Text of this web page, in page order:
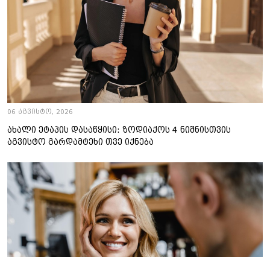
06 აგვისტო, 2026
ახალი ეტაპის დასაწყისი: ზოდიაქოს 4 ნიშნისთვის
აგვისტო გარდამტეხი თვე იქნება